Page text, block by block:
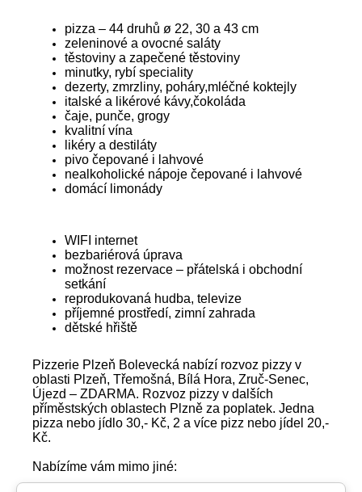
pizza – 44 druhů ø 22, 30 a 43 cm
zeleninové a ovocné saláty
těstoviny a zapečené těstoviny
minutky, rybí speciality
dezerty, zmrzliny, poháry,mléčné koktejly
italské a likérové kávy,čokoláda
čaje, punče, grogy
kvalitní vína
likéry a destiláty
pivo čepované i lahvové
nealkoholické nápoje čepované i lahvové
domácí limonády
WIFI internet
bezbariérová úprava
možnost rezervace – přátelská i obchodní
setkání
reprodukovaná hudba, televize
příjemné prostředí, zimní zahrada
dětské hřiště
Pizzerie Plzeň Bolevecká nabízí rozvoz pizzy v
oblasti Plzeň, Třemošná, Bílá Hora, Zruč-Senec,
Újezd – ZDARMA. Rozvoz pizzy v dalších
příměstských oblastech Plzně za poplatek. Jedna
pizza nebo jídlo 30,- Kč, 2 a více pizz nebo jídel 20,-
Kč.
Nabízíme vám mimo jiné: